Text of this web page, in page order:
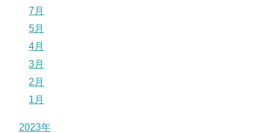
7月
5月
4月
3月
2月
1月
2023年